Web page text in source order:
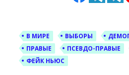
В МИРЕ ВЫБОРЫ
ПРАВЫЕ
ПСЕВДО-ПРАВЫЕ
ФЕЙК НЬЮС